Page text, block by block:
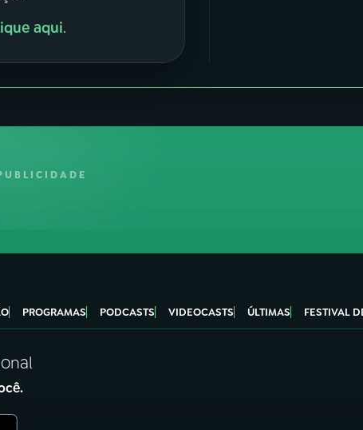
aqui.
PROGRAMAS PODCASTS VIDEOCASTS ÚLTIMAS FESTIVAL